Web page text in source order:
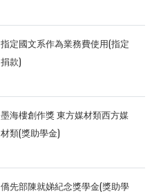
指定國文系作為業務費使用(指定
捐款)
墨海樓創作獎 東方媒材類西方媒
材類(獎助學金)
僑先部陳就娣紀念獎學金(獎助學